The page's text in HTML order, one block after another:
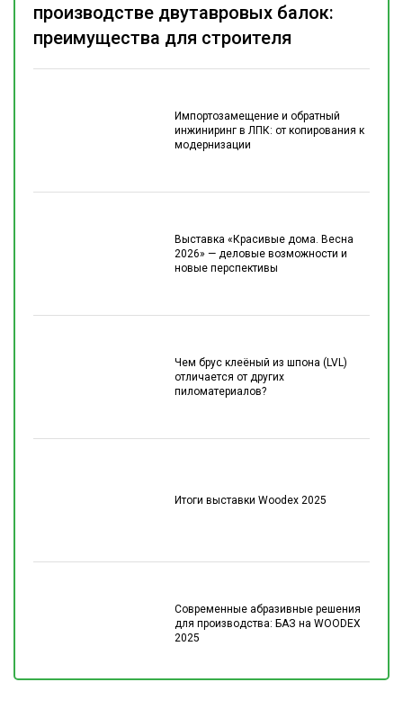
Импортозамещение и обратный
инжиниринг в ЛПК: от копирования к
модернизации
Выставка «Красивые дома. Весна
2026» — деловые возможности и
новые перспективы
Чем брус клеёный из шпона (LVL)
отличается от других
пиломатериалов?
Итоги выставки Woodex 2025
Современные абразивные решения
для производства: БАЗ на WOODEX
2025
производстве двутавровых балок:
преимущества для строителя